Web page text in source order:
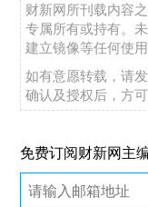
财新网所刊载内容
专属所有或持有。
建立镜像等任何使用
如有意愿转载，请
确认及授权后，方可
免费订阅财新网主